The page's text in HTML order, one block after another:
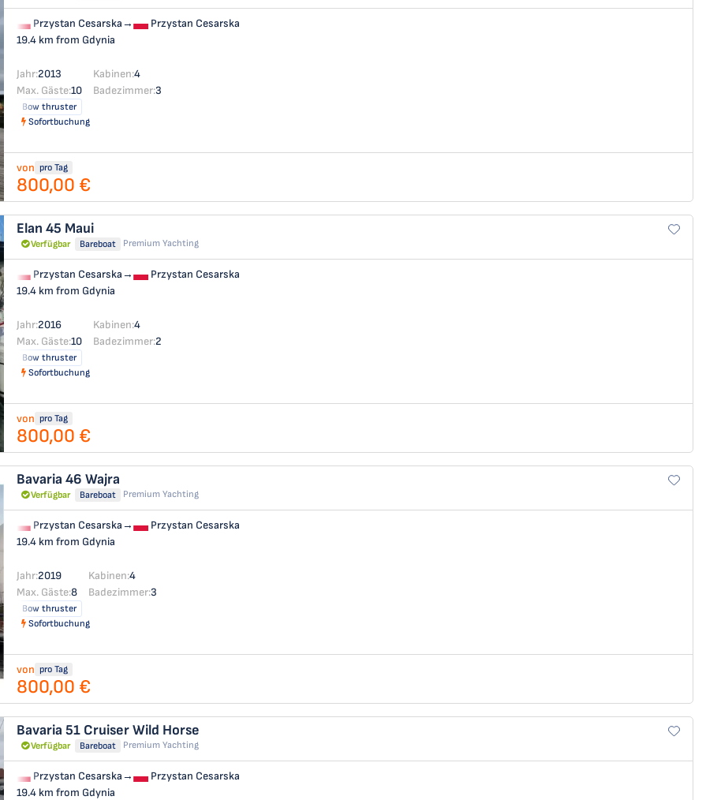
Przystan Cesarska→
Przystan Cesarska
19.4 km from Gdynia
Jahr:2013 Kabinen:4
Max. Gäste:10 Badezimmer:3
Bow thruster
Sofortbuchung
von pro Tag
800,00 €
Elan 45 Maui
Verfügbar Bareboat Premium Yachting
Przystan Cesarska→
Przystan Cesarska
19.4 km from Gdynia
Jahr:2016 Kabinen:4
Max. Gäste:10 Badezimmer:2
Bow thruster
Sofortbuchung
von pro Tag
800,00 €
Bavaria 46 Wajra
Verfügbar Bareboat Premium Yachting
Przystan Cesarska→
Przystan Cesarska
19.4 km from Gdynia
Jahr:2019 Kabinen:4
Max. Gäste:8 Badezimmer:3
Bow thruster
Sofortbuchung
von pro Tag
800,00 €
Bavaria 51 CruiserWild Horse
Verfügbar Bareboat Premium Yachting
Przystan Cesarska→
Przystan Cesarska
19.4 km from Gdynia